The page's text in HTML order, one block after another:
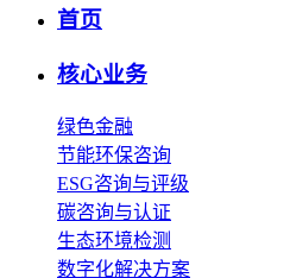
首页
核心业务
绿色金融
节能环保咨询
ESG咨询与评级
碳咨询与认证
生态环境检测
数字化解决方案